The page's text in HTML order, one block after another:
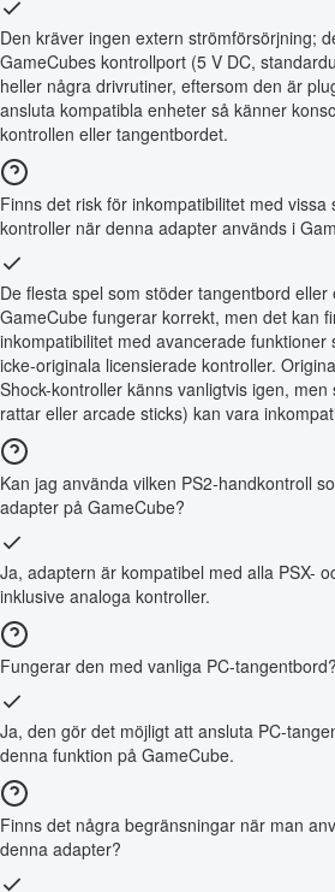
Den kräver ingen extern strömförsörjning;
GameCubes kontrollport (5 V DC,
heller några drivrutiner, eftersom den är
ansluta kompatibla enheter så känner
kontrollen eller tangentbordet.
Finns det risk för inkompatibilitet med vissa
kontroller när denna adapter används i
De flesta spel som stöder tangentbord eller
GameCube fungerar korrekt, men det kan
inkompatibilitet med avancerade
icke-originala licensierade kontroller.
Shock-kontroller känns vanligtvis igen,
rattar eller arcade sticks) kan vara
Kan jag använda vilken PS2-handkontroll
adapter på GameCube?
Ja, adaptern är kompatibel med alla PSX-
inklusive analoga kontroller.
Fungerar den med vanliga PC-tangentbord?
Ja, den gör det möjligt att ansluta PC-
denna funktion på GameCube.
Finns det några begränsningar när man
denna adapter?